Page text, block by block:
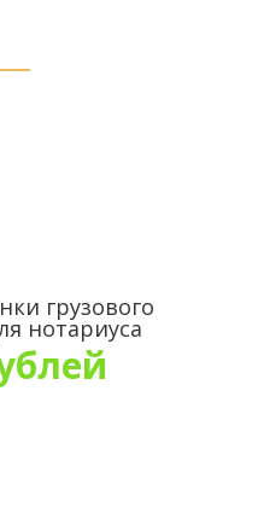
грузового
нотариуса